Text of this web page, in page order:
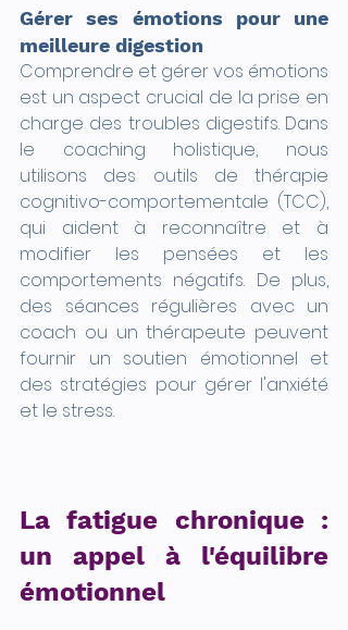
Gérer ses émotions pour une
meilleure digestion
Comprendre et gérer vos émotions
est un aspect crucial de la prise en
charge des troubles digestifs. Dans
le coaching holistique, nous
utilisons des outils de thérapie
cognitivo-comportementale (TCC),
qui aident à reconnaître et à
modifier les pensées et les
comportements négatifs. De plus,
des séances régulières avec un
coach ou un thérapeute peuvent
fournir un soutien émotionnel et
des stratégies pour gérer l'anxiété
et le stress.
La fatigue chronique :
un appel à l'équilibre
émotionnel